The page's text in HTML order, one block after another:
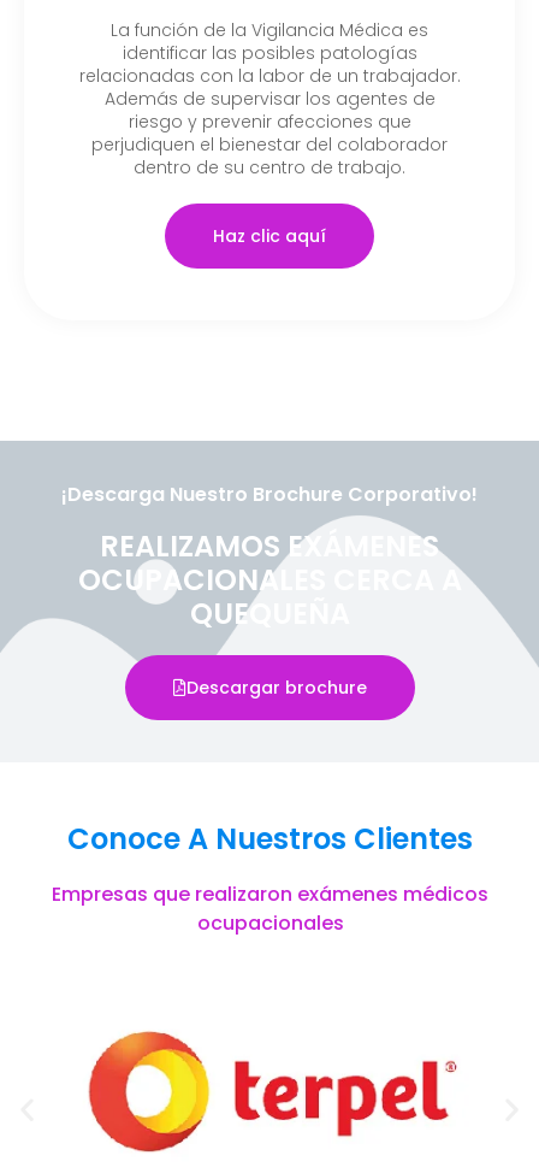
La función de la Vigilancia Médica es
identificar las posibles patologías
relacionadas con la labor de un trabajador.
Además de supervisar los agentes de
riesgo y prevenir afecciones que
perjudiquen el bienestar del colaborador
dentro de su centro de trabajo.
Haz clic aquí
¡Descarga Nuestro Brochure Corporativo!
REALIZAMOS EXÁMENES
OCUPACIONALES CERCA A
QUEQUEÑA
Descargar brochure
Conoce A Nuestros Clientes
Empresas que realizaron exámenes médicos
ocupacionales